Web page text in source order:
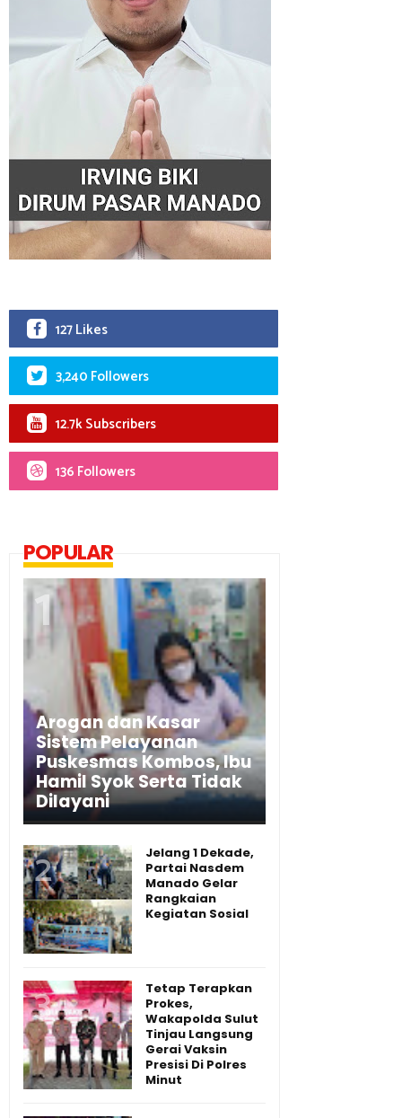
127 Likes
3,240 Followers
12.7k Subscribers
136 Followers
POPULAR
Arogan dan Kasar
Sistem Pelayanan
Puskesmas Kombos, Ibu
Hamil Syok Serta Tidak
Dilayani
Jelang 1 Dekade,
Partai Nasdem
Manado Gelar
Rangkaian
Kegiatan Sosial
Tetap Terapkan
Prokes,
Wakapolda Sulut
Tinjau Langsung
Gerai Vaksin
Presisi Di Polres
Minut